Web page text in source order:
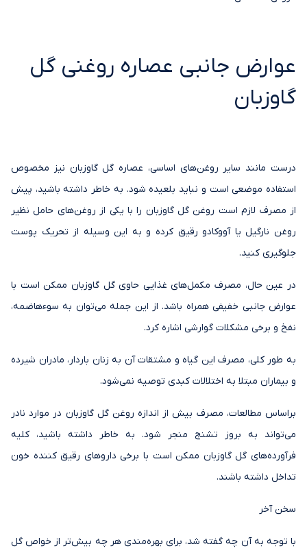
عوارض جانبی عصاره روغنی گل
گاوزبان
درست مانند سایر روغن‌های اساسی، عصاره گل گاوزبان نیز مخصوص
استفاده موضعی است و نباید بلعیده شود. به خاطر داشته باشید، پیش
از مصرف لازم است روغن گل گاوزبان را با یکی از روغن‌های حامل نظیر
روغن نارگیل یا آووکادو رقیق کرده و به این وسیله از تحریک پوست
جلوگیری کنید.
در عین حال، مصرف مکمل‌های غذایی حاوی گل گاوزبان ممکن است با
عوارض جانبی خفیفی همراه باشد. از این جمله می‌توان به سوءهاضمه،
نفخ و برخی مشکلات گوارشی اشاره کرد.
به طور کلی، مصرف این گیاه و مشتقات آن به زنان باردار، مادران شیرده
و بیماران مبتلا به اختلالات کبدی توصیه نمی‌شود.
براساس مطالعات، مصرف بیش از اندازه روغن گل گاوزبان در موارد نادر
می‌تواند به بروز تشنج منجر شود. به خاطر داشته باشید، کلیه
فرآورده‌های گل گاوزبان ممکن است با برخی داروهای رقیق کننده خون
تداخل داشته باشند.
سخن آخر
با توجه به آن چه گفته شد، برای بهره‌مندی هر چه بیش‌تر از خواص گل